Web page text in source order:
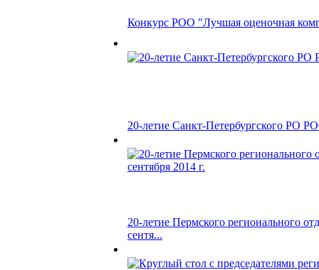
Конкурс РОО "Лучшая оценочная
20-летие Санкт-Петербургского РО
20-летие Пермского регионального
сентя...